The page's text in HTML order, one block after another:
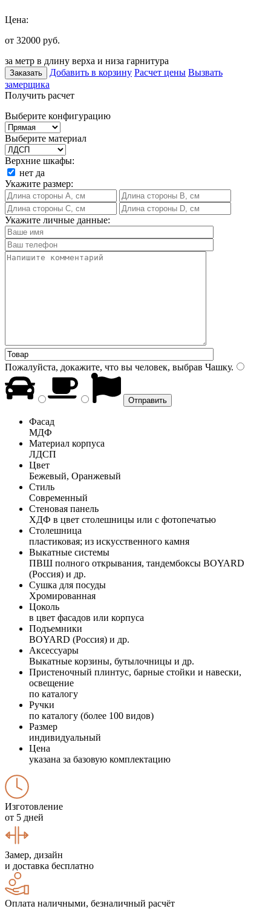
Цена:
от 32000 руб.
за метр в длину верха и низа гарнитура
Заказать Добавить в корзину Расчет цены Вызвать
замерщика
Получить расчет
Выберите конфигурацию
Выберите материал
Верхние шкафы:
нет да
Укажите размер:
Укажите личные данные:
Пожалуйста, докажите, что вы человек, выбрав Чашку.
Фасад
МДФ
Материал корпуса
ЛДСП
Цвет
Бежевый, Оранжевый
Стиль
Современный
Стеновая панель
ХДФ в цвет столешницы или с фотопечатью
Столешница
пластиковая; из искусственного камня
Выкатные системы
ПВШ полного открывания, тандембоксы BOYARD
(Россия) и др.
Сушка для посуды
Хромированная
Цоколь
в цвет фасадов или корпуса
Подъемники
BOYARD (Россия) и др.
Аксессуары
Выкатные корзины, бутылочницы и др.
Пристеночный плинтус, барные стойки и навески,
освещение
по каталогу
Ручки
по каталогу (более 100 видов)
Размер
индивидуальный
Цена
указана за базовую комплектацию
Изготовление
от 5 дней
Замер, дизайн
и доставка бесплатно
Оплата наличными, безналичный расчёт